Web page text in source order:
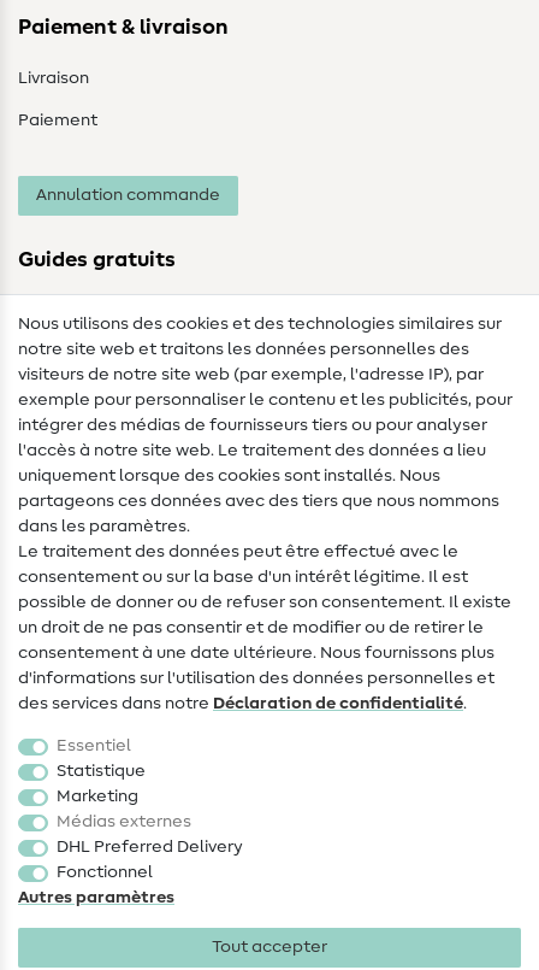
Paiement & livraison
Livraison
Paiement
Annulation commande
Guides gratuits
Lexique de couture
Tutos de couture
Aide & contact
Contact
Changement de propriétaire
FAQ
Droit de rétractation
Populaire
Accessoires de couture
Promotions
Nous utilisons des cookies et des technologies similaires sur
notre site web et traitons les données personnelles des
visiteurs de notre site web (par exemple, l'adresse IP), par
exemple pour personnaliser le contenu et les publicités, pour
intégrer des médias de fournisseurs tiers ou pour analyser
l'accès à notre site web. Le traitement des données a lieu
uniquement lorsque des cookies sont installés. Nous
partageons ces données avec des tiers que nous nommons
dans les paramètres.
Le traitement des données peut être effectué avec le
consentement ou sur la base d'un intérêt légitime. Il est
possible de donner ou de refuser son consentement. Il existe
un droit de ne pas consentir et de modifier ou de retirer le
consentement à une date ultérieure. Nous fournissons plus
d'informations sur l'utilisation des données personnelles et
des services dans notre Déclaration de confidentialité.
Essentiel
Statistique
Marketing
Médias externes
DHL Preferred Delivery
Fonctionnel
Autres paramètres
Tout accepter